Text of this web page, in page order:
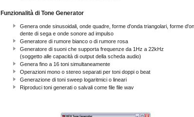
Funzionalità di Tone Generator
Genera onde sinusoidali, onde quadre, forme d'onda triangolari, forme
dente di sega e onde sonore ad impulso
Generatore di rumore bianco o di rumore rosa
Generatore di suoni che supporta frequenze da 1Hz a 22kHz
(soggetto alle capacità di output della scheda audio)
Genera fino a 16 toni simultaneamente
Operazioni mono o stereo separati per toni doppi o beat
Generazione di toni sweep logaritmici o lineari
Riproduci toni generati o salvali come file file wav